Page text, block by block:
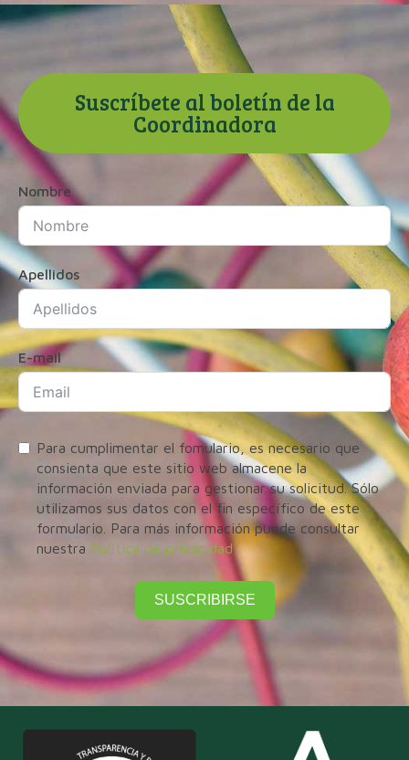
Suscríbete al boletín de la
Coordinadora
Nombre
Apellidos
E-mail
Para cumplimentar el fomulario, es necesario que
consienta que este sitio web almacene la
información enviada para gestionar su solicitud. Sólo
utilizamos sus datos con el fin específico de este
formulario. Para más información puede consultar
nuestra Política de privacidad
SUSCRIBIRSE